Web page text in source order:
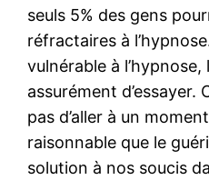
seuls 5% des gens
réfractaires à
vulnérable à
assurément d’essayer.
pas d’aller à un
raisonnable que le
solution à nos soucis